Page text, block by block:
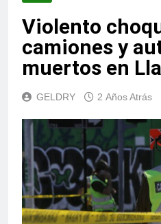
Violento
camiones y
muertos en
GELDRY 2 Años Atrás